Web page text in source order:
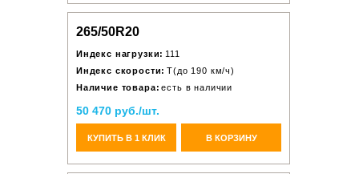
265/50R20
Индекс нагрузки: 111
Индекс скорости: T(до 190 км/ч)
Наличие товара: есть в наличии
50 470 руб./шт.
КУПИТЬ В 1 КЛИК В КОРЗИНУ